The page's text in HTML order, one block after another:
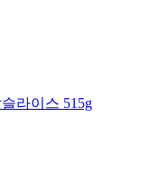
라이스 515g